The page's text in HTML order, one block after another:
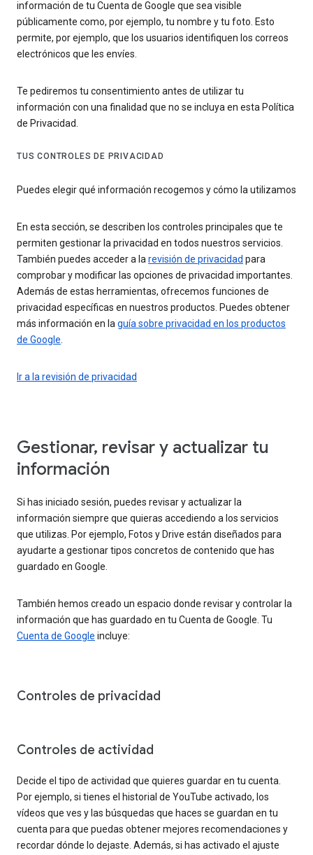
información de tu Cuenta de Google que sea visible
públicamente como, por ejemplo, tu nombre y tu foto. Esto
permite, por ejemplo, que los usuarios identifiquen los correos
electrónicos que les envíes.
Te pediremos tu consentimiento antes de utilizar tu
información con una finalidad que no se incluya en esta Política
de Privacidad.
TUS CONTROLES DE PRIVACIDAD
Puedes elegir qué información recogemos y cómo la utilizamos
En esta sección, se describen los controles principales que te
permiten gestionar la privacidad en todos nuestros servicios.
También puedes acceder a la revisión de privacidad para
comprobar y modificar las opciones de privacidad importantes.
Además de estas herramientas, ofrecemos funciones de
privacidad específicas en nuestros productos. Puedes obtener
más información en la guía sobre privacidad en los productos
de Google
Ir a la revisión de privacidad
Gestionar, revisar y actualizar tu
información
Si has iniciado sesión, puedes revisar y actualizar la
información siempre que quieras accediendo a los servicios
que utilizas. Por ejemplo, Fotos y Drive están diseñados para
ayudarte a gestionar tipos concretos de contenido que has
guardado en Google.
También hemos creado un espacio donde revisar y controlar la
información que has guardado en tu Cuenta de Google. Tu
Cuenta de Google incluye:
Controles de privacidad
Controles de actividad
Decide el tipo de actividad que quieres guardar en tu cuenta.
Por ejemplo, si tienes el historial de YouTube activado, los
vídeos que ves y las búsquedas que haces se guardan en tu
cuenta para que puedas obtener mejores recomendaciones y
recordar dónde lo dejaste. Además, si has activado el ajuste